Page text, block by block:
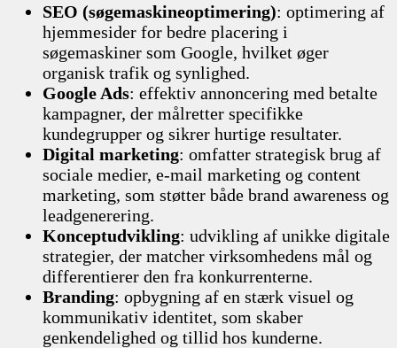
SEO (søgemaskineoptimering): optimering af
hjemmesider for bedre placering i
søgemaskiner som Google, hvilket øger
organisk trafik og synlighed.
Google Ads: effektiv annoncering med betalte
kampagner, der målretter specifikke
kundegrupper og sikrer hurtige resultater.
Digital marketing: omfatter strategisk brug af
sociale medier, e-mail marketing og content
marketing, som støtter både brand awareness og
leadgenerering.
Konceptudvikling: udvikling af unikke digitale
strategier, der matcher virksomhedens mål og
differentierer den fra konkurrenterne.
Branding: opbygning af en stærk visuel og
kommunikativ identitet, som skaber
genkendelighed og tillid hos kunderne.